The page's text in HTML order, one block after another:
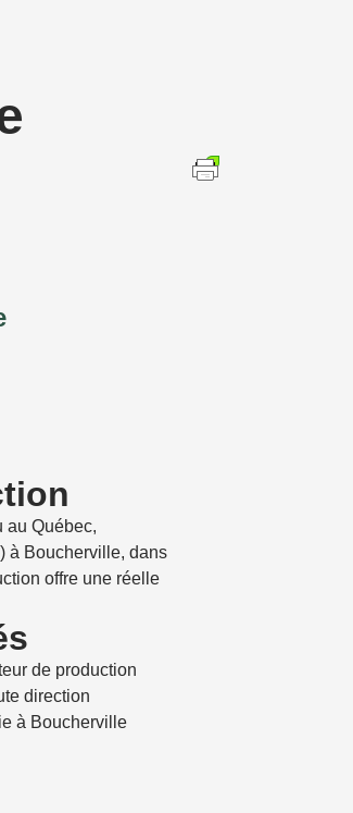
au Québec,
à Boucherville, dans
offre une réelle
de production
direction
à Boucherville